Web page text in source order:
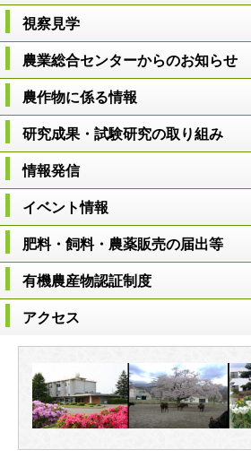
視察見学
農業総合センターからのお知らせ
農作物に係る情報
研究成果・試験研究の取り組み
情報発信
イベント情報
肥料・飼料・農薬販売の届出等
有機農産物認証制度
アクセス